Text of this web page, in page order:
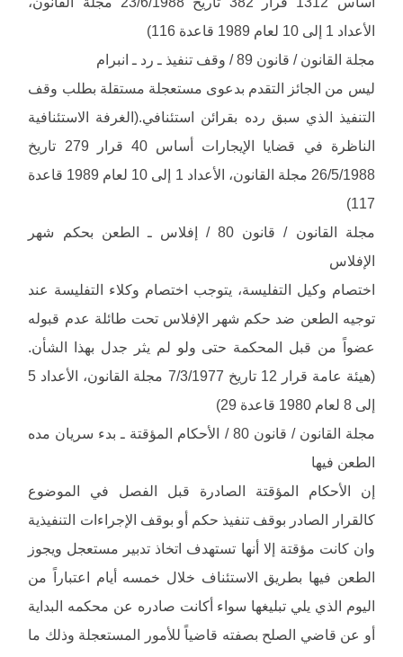
الأعداد 1 إلى 10 لعام 1989 قاعدة 116)
مجلة القانون / قانون 89 / وقف تنفيذ ـ رد ـ انبرام
ليس من الجائز التقدم بدعوى مستعجلة مستقلة بطلب وقف
التنفيذ الذي سبق رده بقرائن استئنافي.(الغرفة الاستئنافية
الناظرة في قضايا الإيجارات أساس 40 قرار 279 تاريخ
26/5/1988 مجلة القانون، الأعداد 1 إلى 10 لعام 1989 قاعدة
117)
مجلة القانون / قانون 80 / إفلاس ـ الطعن بحكم شهر
الإفلاس
اختصام وكيل التفليسة، يتوجب اختصام وكلاء التفليسة عند
توجيه الطعن ضد حكم شهر الإفلاس تحت طائلة عدم قبوله
عضواً من قبل المحكمة حتى ولو لم يثر جدل بهذا الشأن.
(هيئة عامة قرار 12 تاريخ 7/3/1977 مجلة القانون، الأعداد 5
إلى 8 لعام 1980 قاعدة 29)
مجلة القانون / قانون 80 / الأحكام المؤقتة ـ بدء سريان مده
الطعن فيها
إن الأحكام المؤقتة الصادرة قبل الفصل في الموضوع
كالقرار الصادر بوقف تنفيذ حكم أو بوقف الإجراءات التنفيذية
وان كانت مؤقتة إلا أنها تستهدف اتخاذ تدبير مستعجل ويجوز
الطعن فيها بطريق الاستئناف خلال خمسه أيام اعتباراً من
اليوم الذي يلي تبليغها سواء أكانت صادره عن محكمه البداية
أو عن قاضي الصلح بصفته قاضياً للأمور المستعجلة وذلك ما